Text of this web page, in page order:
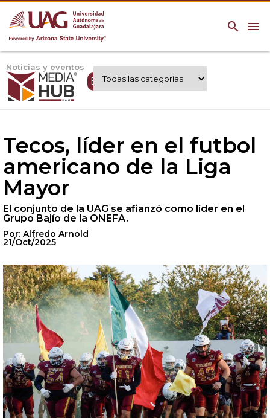
menu
search
Noticias y eventos
Expertos UAG
Tecos, líder en el futbol
americano de la Liga
Mayor
El conjunto de la UAG se afianzó como líder en el
Grupo Bajío de la ONEFA.
Por: Alfredo Arnold
21/Oct/2025